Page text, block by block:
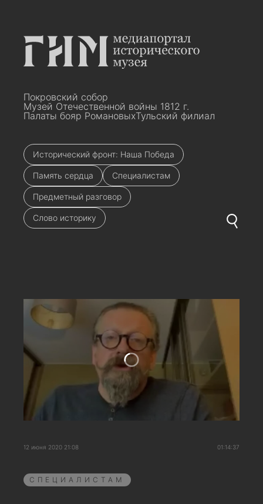
Покровский собор
Музей Отечественной войны 1812 г.
Палаты бояр РомановыхТульский филиал
Исторический фронт: Наша Победа
Память сердца Специалистам
Предметный разговор
Слово историку
12 июня 2020 21:08 01:14:37
СПЕЦИАЛИСТАМ